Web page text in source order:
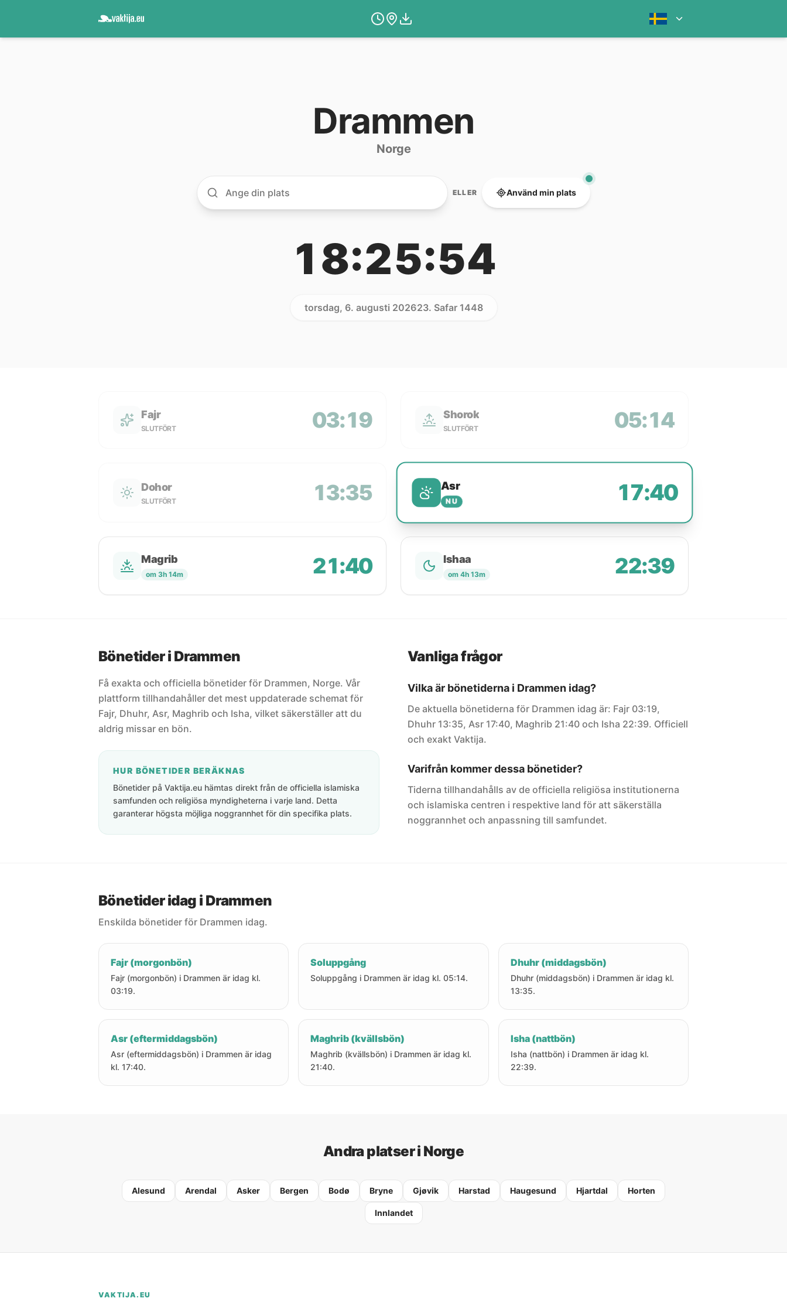
Drammen
Norge
ELLER Använd min plats
18:25:54
torsdag, 6. augusti 202623. Safar 1448
Fajr
SLUTFÖRT 03:19 Shorok
SLUTFÖRT 05:14
Dohor
SLUTFÖRT 13:35 Asr
NU 17:40
Magrib
om 3h 14m 21:40 Ishaa
om 4h 13m 22:39
Bönetider i Drammen
Få exakta och officiella bönetider för Drammen, Norge. Vår
plattform tillhandahåller det mest uppdaterade schemat för
Fajr, Dhuhr, Asr, Maghrib och Isha, vilket säkerställer att du
aldrig missar en bön.
HUR BÖNETIDER BERÄKNAS
Bönetider på Vaktija.eu hämtas direkt från de officiella islamiska
samfunden och religiösa myndigheterna i varje land. Detta
garanterar högsta möjliga noggrannhet för din specifika plats.
Vanliga frågor
Vilka är bönetiderna i Drammen idag?
De aktuella bönetiderna för Drammen idag är: Fajr 03:19,
Dhuhr 13:35, Asr 17:40, Maghrib 21:40 och Isha 22:39. Officiell
och exakt Vaktija.
Varifrån kommer dessa bönetider?
Tiderna tillhandahålls av de officiella religiösa institutionerna
och islamiska centren i respektive land för att säkerställa
noggrannhet och anpassning till samfundet.
Bönetider idag i Drammen
Enskilda bönetider för Drammen idag.
Fajr (morgonbön)
Fajr (morgonbön) i Drammen är idag kl.
03:19.
Soluppgång
Soluppgång i Drammen är idag kl. 05:14.
Dhuhr (middagsbön)
Dhuhr (middagsbön) i Drammen är idag kl.
13:35.
Asr (eftermiddagsbön)
Asr (eftermiddagsbön) i Drammen är idag
kl. 17:40.
Maghrib (kvällsbön)
Maghrib (kvällsbön) i Drammen är idag kl.
21:40.
Isha (nattbön)
Isha (nattbön) i Drammen är idag kl.
22:39.
Andra platser i Norge
Alesund Arendal Asker Bergen Bodø Bryne Gjøvik Harstad Haugesund Hjartdal Horten
Innlandet
VAKTIJA.EU